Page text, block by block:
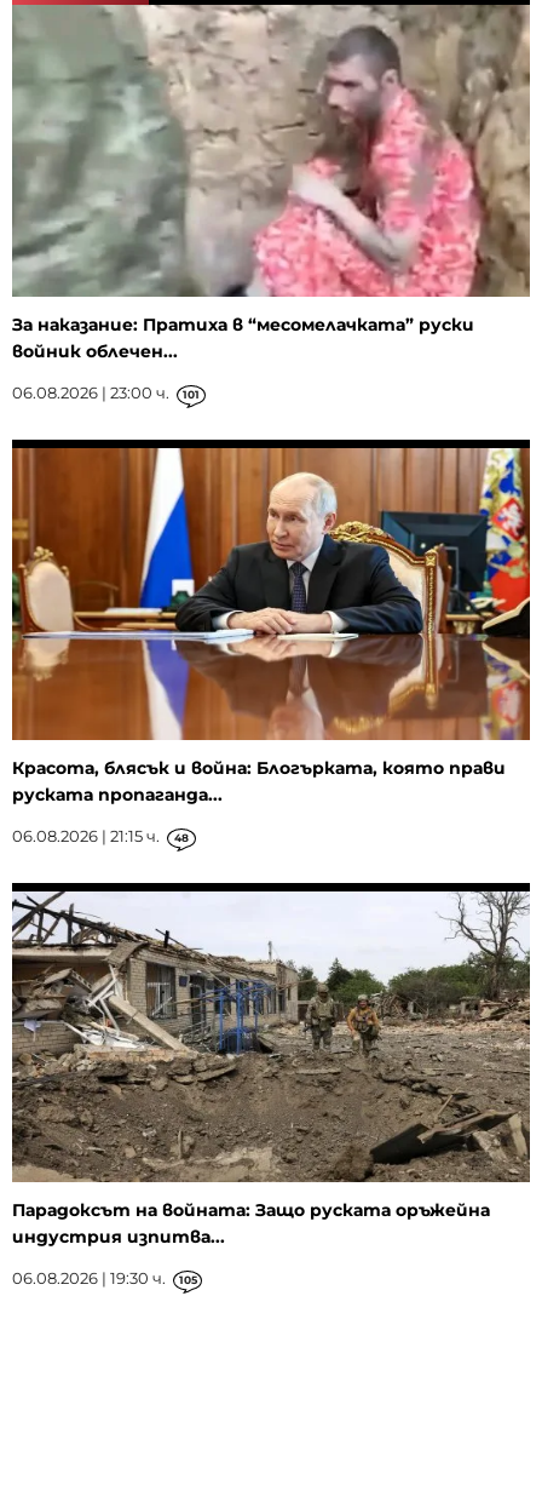
За наказание: Пратиха в “месомелачката” руски
войник облечен...
06.08.2026 | 23:00 ч. 101
Красота, блясък и война: Блогърката, която прави
руската пропаганда...
06.08.2026 | 21:15 ч. 48
Парадоксът на войната: Защо руската оръжейна
индустрия изпитва...
06.08.2026 | 19:30 ч. 105